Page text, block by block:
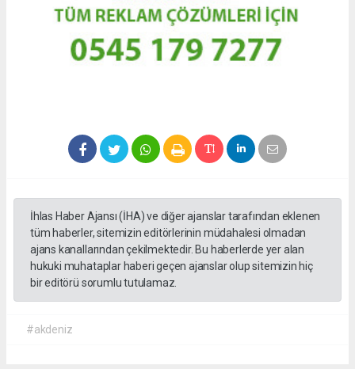
İhlas Haber Ajansı (İHA) ve diğer ajanslar tarafından eklenen
tüm haberler, sitemizin editörlerinin müdahalesi olmadan
ajans kanallarından çekilmektedir. Bu haberlerde yer alan
hukuki muhataplar haberi geçen ajanslar olup sitemizin hiç
bir editörü sorumlu tutulamaz.
#akdeniz